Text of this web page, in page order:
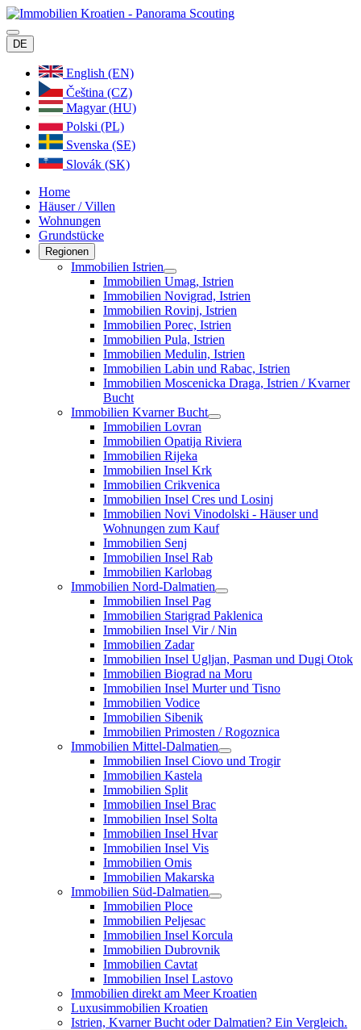
DE
English (EN)
Čeština (CZ)
Magyar (HU)
Polski (PL)
Svenska (SE)
Slovák (SK)
Home
Häuser / Villen
Wohnungen
Grundstücke
Regionen
Immobilien Istrien
Immobilien Umag, Istrien
Immobilien Novigrad, Istrien
Immobilien Rovinj, Istrien
Immobilien Porec, Istrien
Immobilien Pula, Istrien
Immobilien Medulin, Istrien
Immobilien Labin und Rabac, Istrien
Immobilien Moscenicka Draga, Istrien / Kvarner
Bucht
Immobilien Kvarner Bucht
Immobilien Lovran
Immobilien Opatija Riviera
Immobilien Rijeka
Immobilien Insel Krk
Immobilien Crikvenica
Immobilien Insel Cres und Losinj
Immobilien Novi Vinodolski - Häuser und
Wohnungen zum Kauf
Immobilien Senj
Immobilien Insel Rab
Immobilien Karlobag
Immobilien Nord-Dalmatien
Immobilien Insel Pag
Immobilien Starigrad Paklenica
Immobilien Insel Vir / Nin
Immobilien Zadar
Immobilien Insel Ugljan, Pasman und Dugi Otok
Immobilien Biograd na Moru
Immobilien Insel Murter und Tisno
Immobilien Vodice
Immobilien Sibenik
Immobilien Primosten / Rogoznica
Immobilien Mittel-Dalmatien
Immobilien Insel Ciovo und Trogir
Immobilien Kastela
Immobilien Split
Immobilien Insel Brac
Immobilien Insel Solta
Immobilien Insel Hvar
Immobilien Insel Vis
Immobilien Omis
Immobilien Makarska
Immobilien Süd-Dalmatien
Immobilien Ploce
Immobilien Peljesac
Immobilien Insel Korcula
Immobilien Dubrovnik
Immobilien Cavtat
Immobilien Insel Lastovo
Immobilien direkt am Meer Kroatien
Luxusimmobilien Kroatien
Istrien, Kvarner Bucht oder Dalmatien? Ein Vergleich.